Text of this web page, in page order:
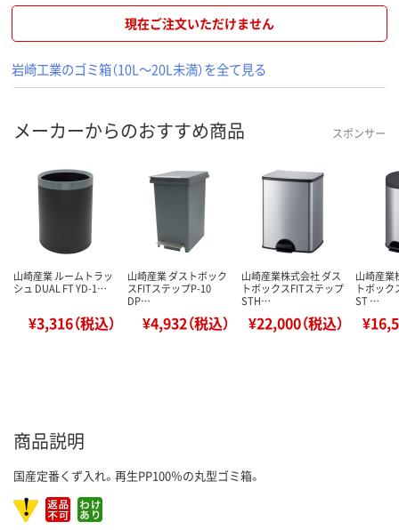
現在ご注文いただけません
岩崎工業のゴミ箱（10L～20L未満）を全て見る
メーカーからのおすすめ商品 スポンサー
山崎産業 ルームトラッ
シュ DUAL FT YD-1…
¥3,316（税込）
山崎産業 ダストボック
スFITステップP-10
DP…
¥4,932（税込）
山崎産業株式会社 ダス
トボックスFITステップ
STH…
¥22,000（税込）
山崎産業
トボック
ST …
商品説明
国産定番くず入れ。再生PP100％の丸型ゴミ箱。